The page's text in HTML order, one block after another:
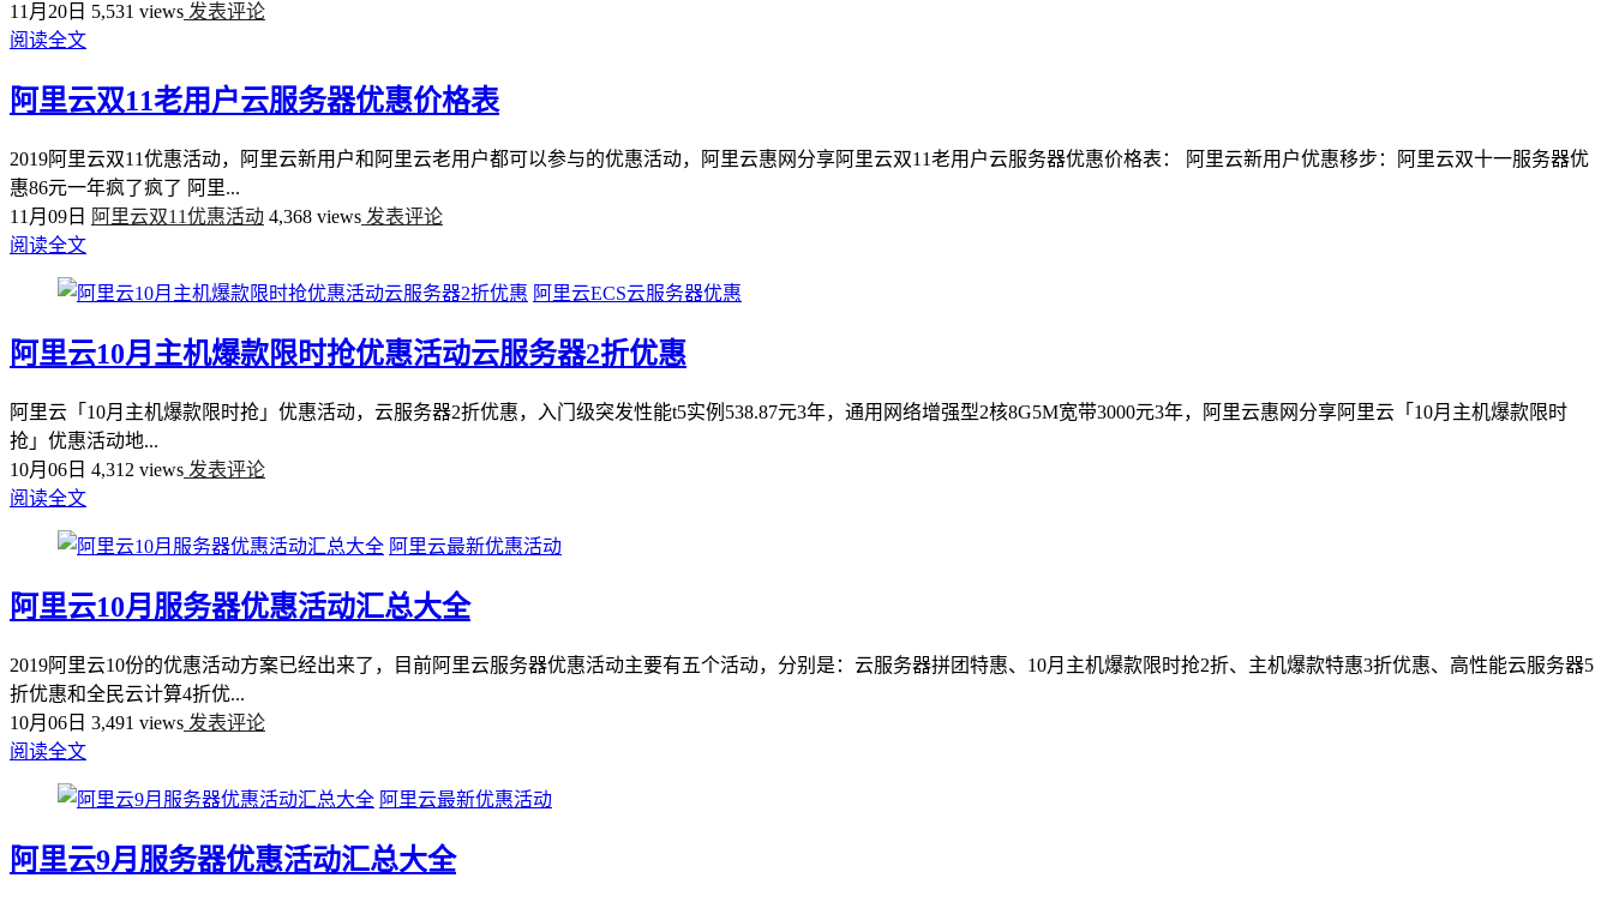
11月20日 5,531 views 发表评论
阅读全文
阿里云双11老用户云服务器优惠价格表
2019阿里云双11优惠活动，阿里云新用户和阿里云老用户都可以参与的优惠活动，阿里云惠网分享阿里云双11老用户云服务器优惠价格表： 阿里云新用户优惠移步：阿里云双十一服务器优
惠86元一年疯了疯了 阿里...
11月09日
阿里云双11优惠活动 4,368 views 发表评论
阅读全文
阿里云ECS云服务器优惠
阿里云10月主机爆款限时抢优惠活动云服务器2折优惠
阿里云「10月主机爆款限时抢」优惠活动，云服务器2折优惠，入门级突发性能t5实例538.87元3年，通用网络增强型2核8G5M宽带3000元3年，阿里云惠网分享阿里云「10月主机爆款限时
抢」优惠活动地...
10月06日 4,312 views 发表评论
阅读全文
阿里云最新优惠活动
阿里云10月服务器优惠活动汇总大全
2019阿里云10份的优惠活动方案已经出来了，目前阿里云服务器优惠活动主要有五个活动，分别是：云服务器拼团特惠、10月主机爆款限时抢2折、主机爆款特惠3折优惠、高性能云服务器5
折优惠和全民云计算4折优...
10月06日 3,491 views 发表评论
阅读全文
阿里云最新优惠活动
阿里云9月服务器优惠活动汇总大全